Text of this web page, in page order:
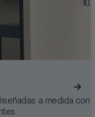
a medida con